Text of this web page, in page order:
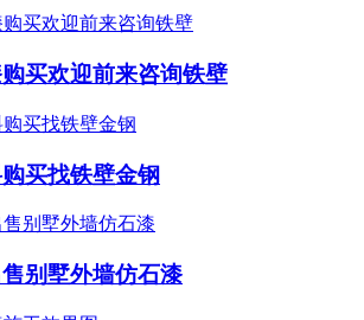
买欢迎前来咨询铁壁
买找铁壁金钢
别墅外墙仿石漆